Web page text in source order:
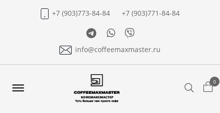
+7 (903)773-84-84
+7 (903)771-84-84
TelegramWhatsapp
Viber
info@coffeemaxmaster.ru
0